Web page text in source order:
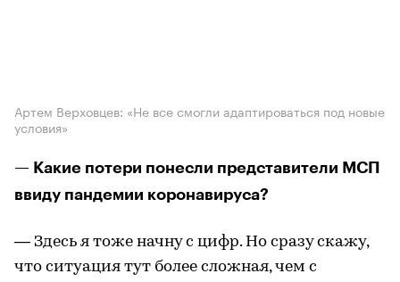
Артем Верховцев: «Не все смогли адаптироваться под новые
условия»
— Какие потери понесли представители МСП
ввиду пандемии коронавируса?
— Здесь я тоже начну с цифр. Но сразу скажу,
что ситуация тут более сложная, чем с